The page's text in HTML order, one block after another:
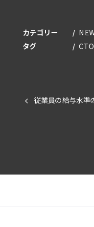
カテゴリー
タグ
CTO
従業員の給与水準